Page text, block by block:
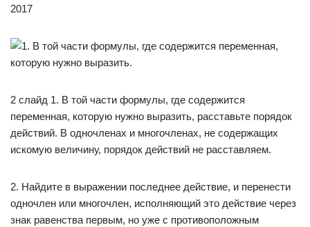
2017
2 слайд 1. В той части формулы, где содержится
переменная, которую нужно выразить, расставьте порядок
действий. В одночленах и многочленах, не содержащих
искомую величину, порядок действий не расставляем.
2. Найдите в выражении последнее действие, и перенести
одночлен или многочлен, исполняющий это действие через
знак равенства первым, но уже с противоположным